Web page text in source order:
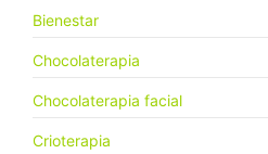
Bienestar
Chocolaterapia
Chocolaterapia facial
Crioterapia